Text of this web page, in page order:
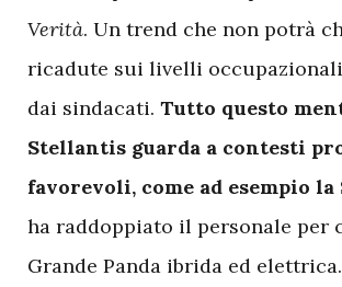
Verità. Un trend che non potrà
ricadute sui livelli
dai sindacati. Tutto questo
Stellantis guarda a contesti
favorevoli, come ad esempio la
ha raddoppiato il personale per
Grande Panda ibrida ed